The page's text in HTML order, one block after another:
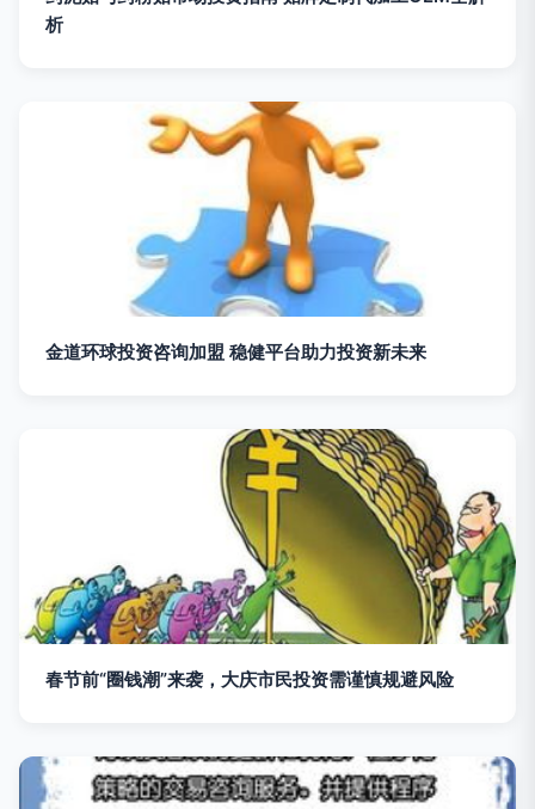
析
金道环球投资咨询加盟 稳健平台助力投资新未来
春节前“圈钱潮”来袭，大庆市民投资需谨慎规避风险